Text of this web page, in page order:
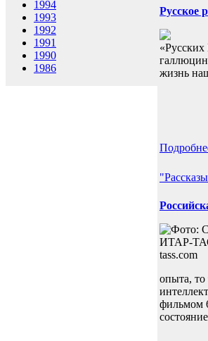
1994
1993
1992
1991
1990
1986
Русское
жизнь
опыта, то
фильмом